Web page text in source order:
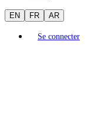
EN FR AR
Se connecter